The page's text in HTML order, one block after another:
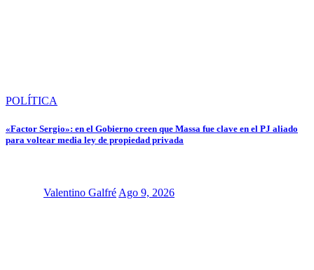
POLÍTICA
«Factor Sergio»: en el Gobierno creen que Massa fue clave en el PJ aliado
para voltear media ley de propiedad privada
Valentino Galfré Ago 9, 2026